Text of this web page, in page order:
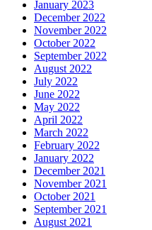
January 2023
December 2022
November 2022
October 2022
September 2022
August 2022
July 2022
June 2022
May 2022
April 2022
March 2022
February 2022
January 2022
December 2021
November 2021
October 2021
September 2021
August 2021